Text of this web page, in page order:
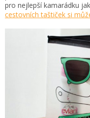
pro nejlepší kamarádku
cestovních taštiček si